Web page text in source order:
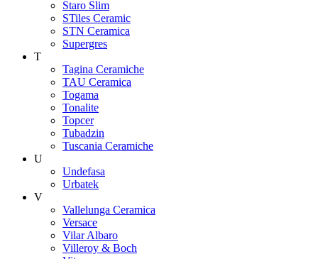
Staro Slim
STiles Ceramic
STN Ceramica
Supergres
T
Tagina Ceramiche
TAU Ceramica
Togama
Tonalite
Topcer
Tubadzin
Tuscania Ceramiche
U
Undefasa
Urbatek
V
Vallelunga Ceramica
Versace
Vilar Albaro
Villeroy & Boch